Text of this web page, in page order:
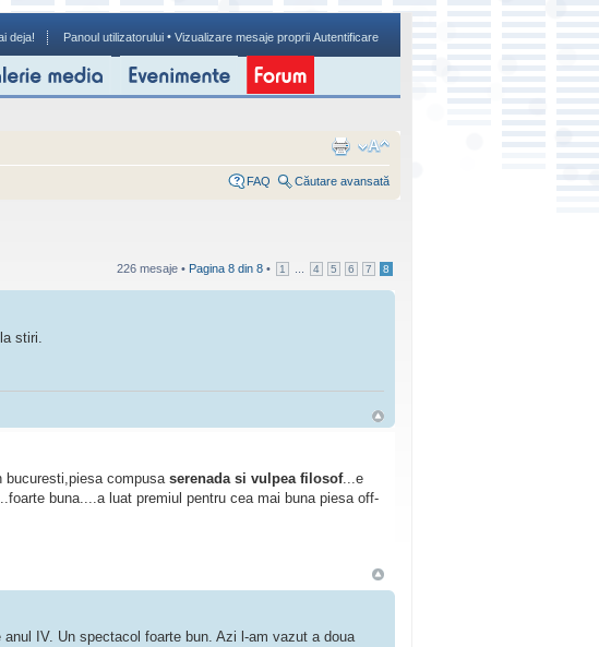
deja! Panoul utilizatorului • Vizualizare mesaje proprii Autentificare
FAQ Căutare avansată
226 mesaje • Pagina 8 din 8 • 1 4 5 6 7 8
stiri.
compusa serenada si vulpea filosof...e
buna....a luat premiul pentru cea mai buna piesa off-
IV. Un spectacol foarte bun. Azi l-am vazut a doua